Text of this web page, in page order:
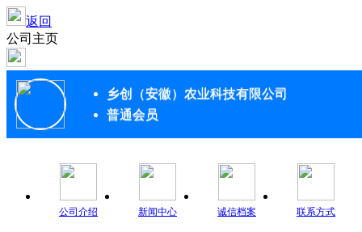
返回
公司主页
乡创（安徽）农业科技有限公司
普通会员
公司介绍 新闻中心 诚信档案 联系方式